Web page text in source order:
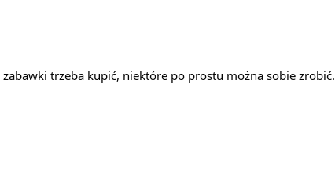
trzeba kupić, niektóre po prostu można sobie zrobić.